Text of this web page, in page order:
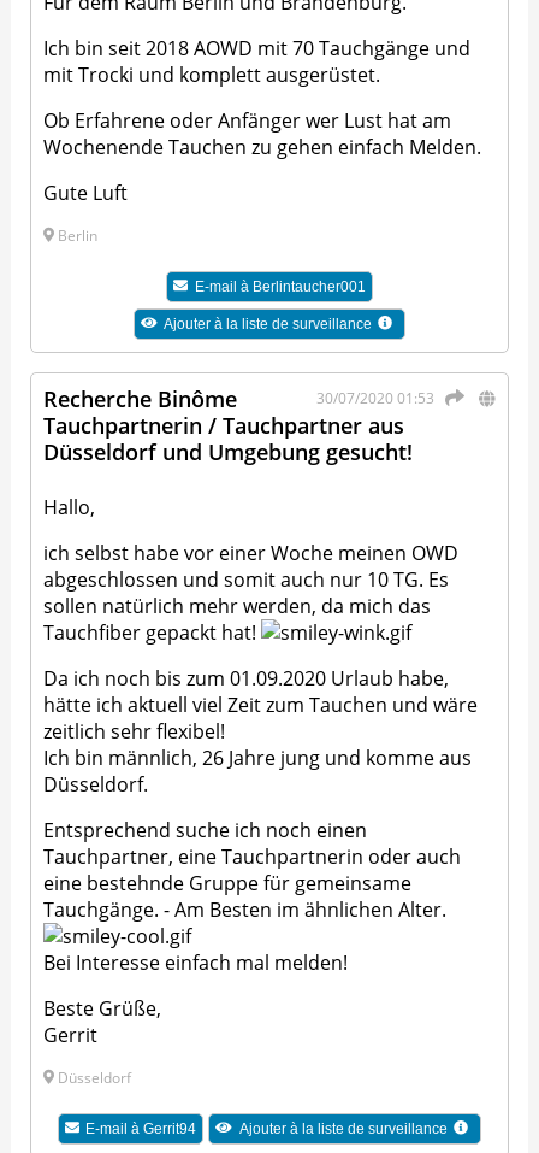
Ich bin seit 2018 AOWD mit 70 Tauchgänge und
mit Trocki und komplett ausgerüstet.
Ob Erfahrene oder Anfänger wer Lust hat am
Wochenende Tauchen zu gehen einfach Melden.
Gute Luft
Berlin
E-mail à Berlintaucher001
Ajouter à la liste de surveillance
30/07/2020 01:53
Recherche Binôme
Tauchpartnerin / Tauchpartner aus
Düsseldorf und Umgebung gesucht!
Hallo,
ich selbst habe vor einer Woche meinen OWD
abgeschlossen und somit auch nur 10 TG. Es
sollen natürlich mehr werden, da mich das
Tauchfiber gepackt hat!
Da ich noch bis zum 01.09.2020 Urlaub habe,
hätte ich aktuell viel Zeit zum Tauchen und wäre
zeitlich sehr flexibel!
Ich bin männlich, 26 Jahre jung und komme aus
Düsseldorf.
Entsprechend suche ich noch einen
Tauchpartner, eine Tauchpartnerin oder auch
eine bestehnde Gruppe für gemeinsame
Tauchgänge. - Am Besten im ähnlichen Alter.
Bei Interesse einfach mal melden!
Beste Grüße,
Gerrit
Düsseldorf
E-mail àGerrit94 Ajouter à la liste de surveillance